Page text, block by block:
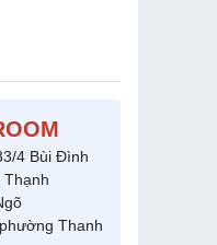
4 Bùi Đình
Thanh